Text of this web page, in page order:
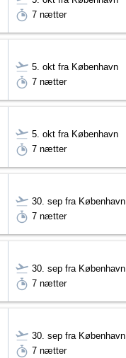
7 nætter
5. okt fra København
7 nætter
5. okt fra København
7 nætter
30. sep fra København
7 nætter
30. sep fra København
7 nætter
30. sep fra København
7 nætter